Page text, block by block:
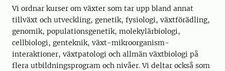
Vi ordnar kurser om växter som tar upp bland annat
tillväxt och utveckling, genetik, fysiologi, växtförädling,
genomik, populationsgenetik, molekylärbiologi,
cellbiologi, genteknik, växt-mikroorganism-
interaktioner, växtpatologi och allmän växtbiologi på
flera utbildningsprogram och nivåer. Vi deltar också som